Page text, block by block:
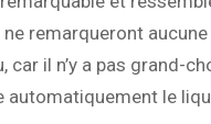
remarqueront
il n’y a pas grand-
automatiquement le